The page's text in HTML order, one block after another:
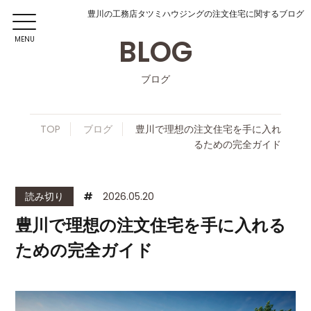
MENU
豊川の工務店タツミハウジングの注文住宅に関するブログ
BLOG
ブログ
TOP ブログ
豊川で理想の注文住宅を手に入れ
るための完全ガイド
豊川で理想の注文住宅を手に入れる
ための完全ガイド
読み切り # 2026.05.20